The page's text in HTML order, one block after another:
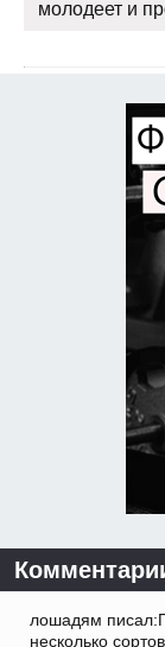
молодеет и
лошадям
несколько